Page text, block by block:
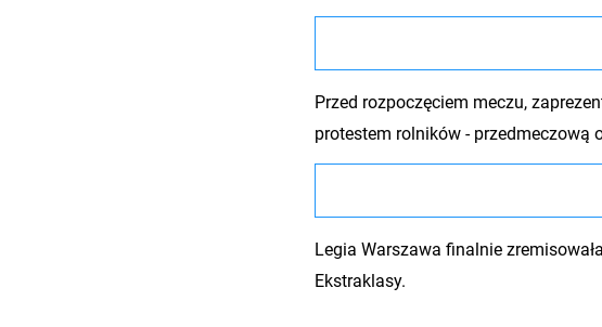
Przed rozpoczęciem meczu,
protestem rolników - przedmeczową
Legia Warszawa finalnie
Ekstraklasy.